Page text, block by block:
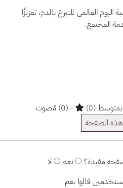
العالمي للتبرع بالدم، تعزيزًا
المجتمع.
(0)
- (0) مُصوت
الصفحة
مفيدة؟ نعم
لا